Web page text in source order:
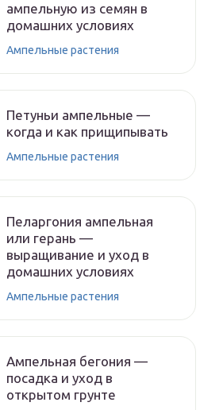
ампельную из семян в
домашних условиях
Ампельные растения
Петуньи ампельные —
когда и как прищипывать
Ампельные растения
Пеларгония ампельная
или герань —
выращивание и уход в
домашних условиях
Ампельные растения
Ампельная бегония —
посадка и уход в
открытом грунте